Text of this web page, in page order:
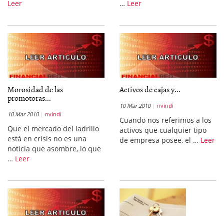
Leer
… Leer
Morosidad de las
promotoras...
10 Mar 2010 nvindi
Que el mercado del ladrillo
está en crisis no es una
noticia que asombre, lo que
… Leer
Activos de cajas y...
10 Mar 2010 nvindi
Cuando nos referimos a los
activos que cualquier tipo
de empresa posee, el … Leer